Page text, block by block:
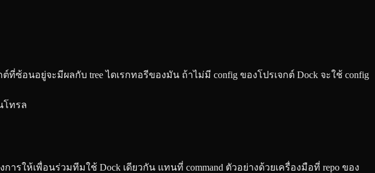
ที่ซ้อนอยู่จะมีผลกับ tree ไดเรกทอรีของมัน ถ้าไม่มี config ของโปรเจกต์ Dock จะใช้ config
โทรล
งการให้เพื่อนร่วมทีมใช้ Dock เดียวกัน แทนที่ command ตัวอย่างด้วยเครื่องมือที่ repo ของ